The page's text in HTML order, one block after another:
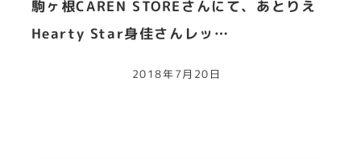
駒ヶ根CAREN STOREさんにて、あとりえ
Hearty Star身佳さんレッ…
2018年7月20日